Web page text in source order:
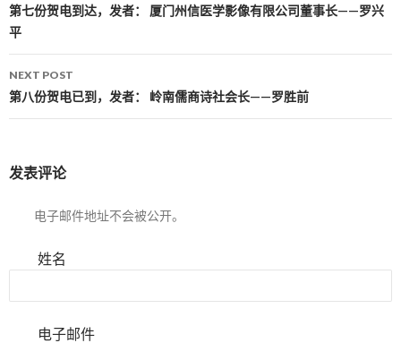
Post navigation
第七份贺电到达，发者： 厦门州信医学影像有限公司董事长——罗兴
平
NEXT POST
第八份贺电已到，发者： 岭南儒商诗社会长——罗胜前
发表评论
电子邮件地址不会被公开。
姓名
电子邮件